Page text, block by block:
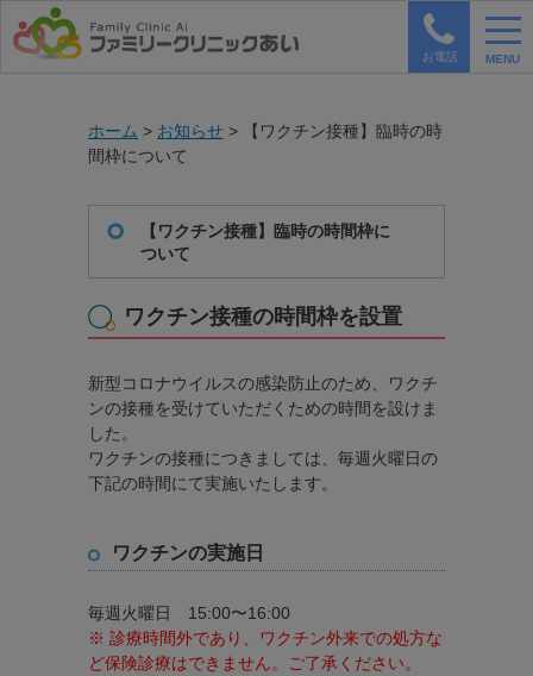
MENU
お電話
ホーム > お知らせ >
【ワクチン接種】臨時の時
間枠について
【ワクチン接種】臨時の時間枠に
ついて
ワクチン接種の時間枠を設置
新型コロナウイルスの感染防止のため、ワクチ
ンの接種を受けていただくための時間を設けま
した。
ワクチンの接種につきましては、毎週火曜日の
下記の時間にて実施いたします。
ワクチンの実施日
毎週火曜日 15:00〜16:00
※ 診療時間外であり、ワクチン外来での処方な
ど保険診療はできません。ご了承ください。